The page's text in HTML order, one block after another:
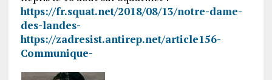
https://fr.squat.net/2018/08/13/notre-dame-
des-landes-
https://zadresist.antirep.net/article156-
Communique-